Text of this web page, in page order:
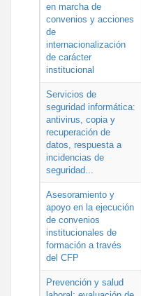
en marcha de
convenios y acciones
de
internacionalización
de carácter
institucional
Servicios de
seguridad informática:
antivirus, copia y
recuperación de
datos, respuesta a
incidencias de
seguridad...
Asesoramiento y
apoyo en la ejecución
de convenios
institucionales de
formación a través
del CFP
Prevención y salud